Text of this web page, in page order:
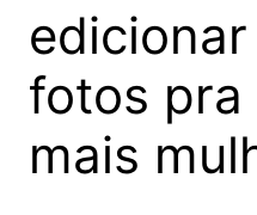
fotos pra
mais